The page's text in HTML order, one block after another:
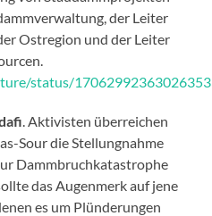
der Leiter
Ostregion und der Leiter
status/
. Aktivisten überreichen
Sour die Stellungnahme
Dammbruchkatastrophe
das Augenmerk auf jene
es um Plünderungen